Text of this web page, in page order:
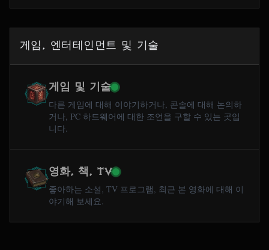
게임, 엔터테인먼트 및 기술
게임 및 기술
다른 게임에 대해 이야기하거나, 콘솔에 대해 논의하
거나, PC 하드웨어에 대한 조언을 구할 수 있는 곳입
니다.
영화, 책, TV
좋아하는 소설, TV 프로그램, 최근 본 영화에 대해 이
야기해 보세요.